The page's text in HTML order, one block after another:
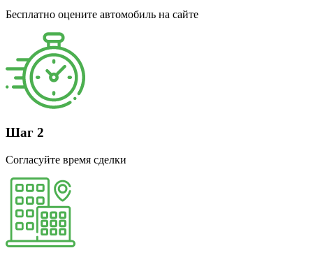
Бесплатно оцените автомобиль на сайте
Шаг 2
Согласуйте время сделки